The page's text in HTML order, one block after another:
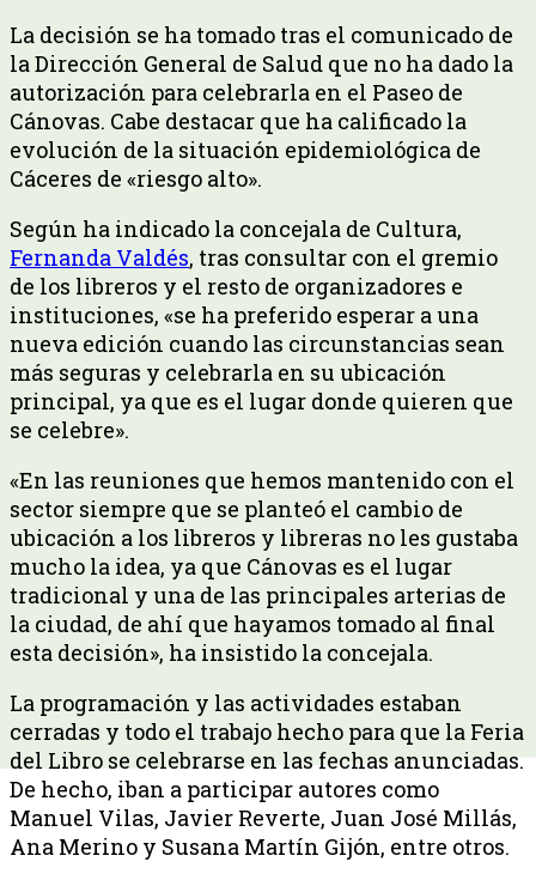
La decisión se ha tomado tras el comunicado de
la Dirección General de Salud que no ha dado la
autorización para celebrarla en el Paseo de
Cánovas. Cabe destacar que ha calificado la
evolución de la situación epidemiológica de
Cáceres de «riesgo alto».
Según ha indicado la concejala de Cultura,
Fernanda Valdés, tras consultar con el gremio
de los libreros y el resto de organizadores e
instituciones, «se ha preferido esperar a una
nueva edición cuando las circunstancias sean
más seguras y celebrarla en su ubicación
principal, ya que es el lugar donde quieren que
se celebre».
«En las reuniones que hemos mantenido con el
sector siempre que se planteó el cambio de
ubicación a los libreros y libreras no les gustaba
mucho la idea, ya que Cánovas es el lugar
tradicional y una de las principales arterias de
la ciudad, de ahí que hayamos tomado al final
esta decisión», ha insistido la concejala.
La programación y las actividades estaban
cerradas y todo el trabajo hecho para que la Feria
del Libro se celebrarse en las fechas anunciadas.
De hecho, iban a participar autores como
Manuel Vilas, Javier Reverte, Juan José Millás,
Ana Merino y Susana Martín Gijón, entre otros.